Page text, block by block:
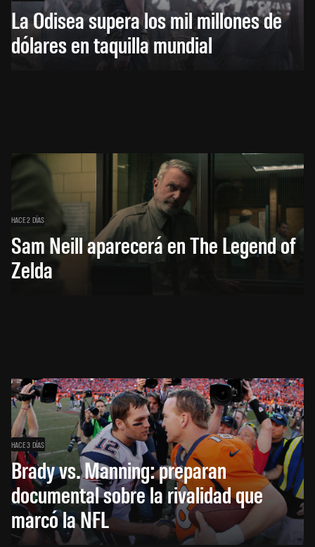
La Odisea supera los mil millones de
dólares en taquilla mundial
HACE 2 DÍAS
Sam Neill aparecerá en The Legend of
Zelda
HACE 3 DÍAS
Brady vs. Manning: preparan
documental sobre la rivalidad que
marcó la NFL